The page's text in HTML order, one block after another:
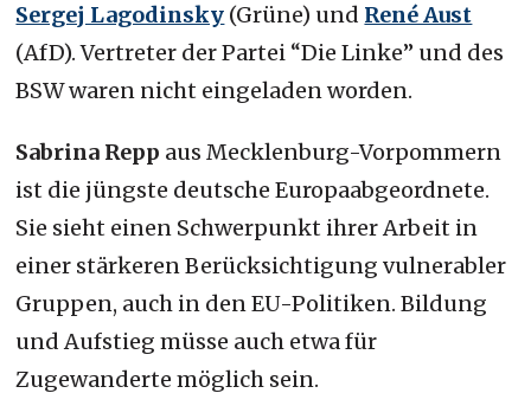
Sergej Lagodinsky (Grüne) und René Aust
(AfD). Vertreter der Partei “Die Linke” und des
BSW waren nicht eingeladen worden.
Sabrina Repp aus Mecklenburg-Vorpommern
ist die jüngste deutsche Europaabgeordnete.
Sie sieht einen Schwerpunkt ihrer Arbeit in
einer stärkeren Berücksichtigung vulnerabler
Gruppen, auch in den EU-Politiken. Bildung
und Aufstieg müsse auch etwa für
Zugewanderte möglich sein.